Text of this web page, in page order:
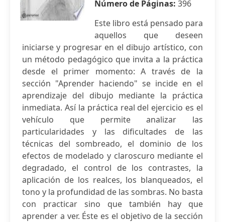
Número de Páginas: 396
Este libro está pensado para
aquellos que deseen
iniciarse y progresar en el dibujo artístico, con
un método pedagógico que invita a la práctica
desde el primer momento: A través de la
sección "Aprender haciendo" se incide en el
aprendizaje del dibujo mediante la práctica
inmediata. Así la práctica real del ejercicio es el
vehículo que permite analizar las
particularidades y las dificultades de las
técnicas del sombreado, el dominio de los
efectos de modelado y claroscuro mediante el
degradado, el control de los contrastes, la
aplicación de los realces, los blanqueados, el
tono y la profundidad de las sombras. No basta
con practicar sino que también hay que
aprender a ver. Éste es el objetivo de la sección